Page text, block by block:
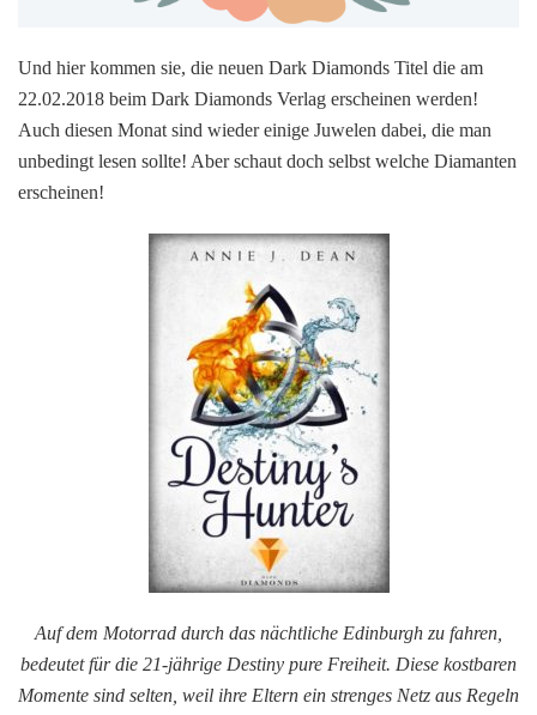
Und hier kommen sie, die neuen Dark Diamonds Titel die am
22.02.2018 beim Dark Diamonds Verlag erscheinen werden!
Auch diesen Monat sind wieder einige Juwelen dabei, die man
unbedingt lesen sollte! Aber schaut doch selbst welche Diamanten
erscheinen!
Auf dem Motorrad durch das nächtliche Edinburgh zu fahren,
bedeutet für die 21-jährige Destiny pure Freiheit. Diese kostbaren
Momente sind selten, weil ihre Eltern ein strenges Netz aus Regeln